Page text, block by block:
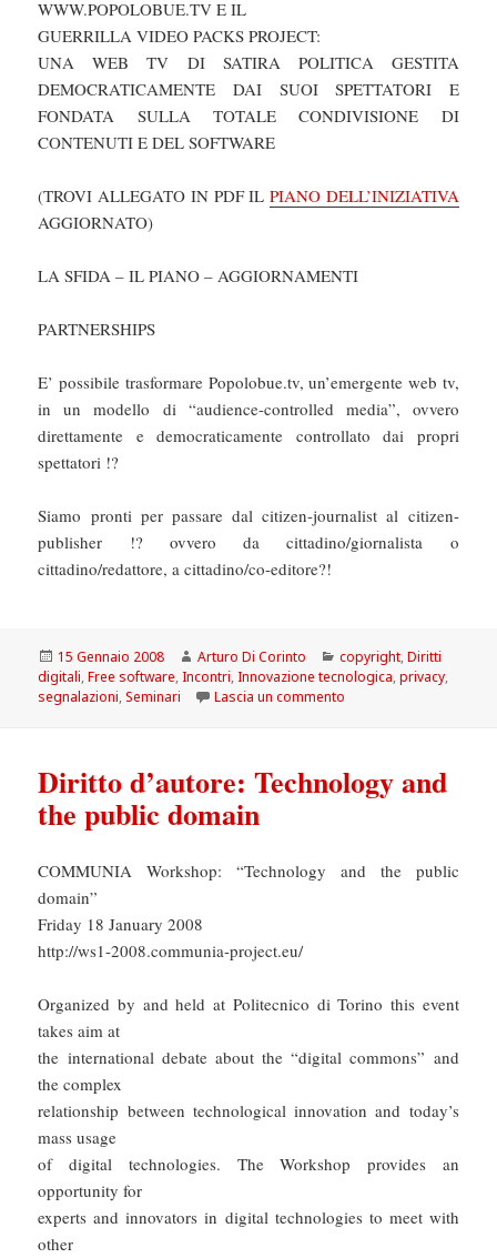
WWW.POPOLOBUE.TV E IL
GUERRILLA VIDEO PACKS PROJECT:
UNA WEB TV DI SATIRA POLITICA GESTITA
DEMOCRATICAMENTE DAI SUOI SPETTATORI E
FONDATA SULLA TOTALE CONDIVISIONE DI
CONTENUTI E DEL SOFTWARE
(TROVI ALLEGATO IN PDF IL PIANO DELL’INIZIATIVA
AGGIORNATO)
LA SFIDA – IL PIANO – AGGIORNAMENTI
PARTNERSHIPS
E’ possibile trasformare Popolobue.tv, un’emergente web tv,
in un modello di “audience-controlled media”, ovvero
direttamente e democraticamente controllato dai propri
spettatori !?
Siamo pronti per passare dal citizen-journalist al citizen-
publisher !? ovvero da cittadino/giornalista o
cittadino/redattore, a cittadino/co-editore?!
Scritto
il
15 Gennaio 2008 Autore
Arturo Di Corinto Categorie
copyright,Diritti
digitali,Free software,Incontri,Innovazione tecnologica,privacy,
segnalazioni,Seminari Lascia un commento
Diritto d’autore: Technology and
the public domain
COMMUNIA Workshop: “Technology and the public
domain”
Friday 18 January 2008
http://ws1-2008.communia-project.eu/
Organized by and held at Politecnico di Torino this event
takes aim at
the international debate about the “digital commons” and
the complex
relationship between technological innovation and today’s
mass usage
of digital technologies. The Workshop provides an
opportunity for
experts and innovators in digital technologies to meet with
other